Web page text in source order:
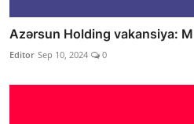
Azərsun Holding vakansiya:
Editor Sep 10, 2024 0